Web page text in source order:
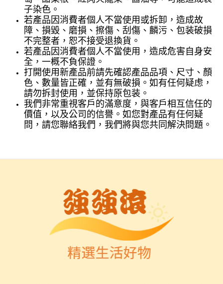
子染色。
若產品因消費者個人不當使用或拆卸，造成故
障、損毀、磨損、擦傷、刮傷、麟污、包装破損
不完整者，恕不接受退換貨。
若產品因消費者個人不當使用，造成危害自身安
全，一概不負保證。
打開使用新產品前請先確認產品品項、尺寸、顏
色、數量皆正確，並有無破損。如有任何疑虑，
請勿拆封使用，並保持原包装。
我們非常重視客戶的滿意度，與客戶相互信任的
價值，以及公司的信譽。如您對產品有任何疑
問，請您聯絡我們，我們將與您共同解決問題。